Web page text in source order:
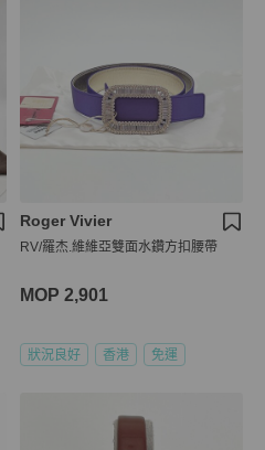
Roger Vivier
RV/羅杰.維維亞雙面水鑽方扣腰帶
MOP 2,901
狀況良好 香港 免運